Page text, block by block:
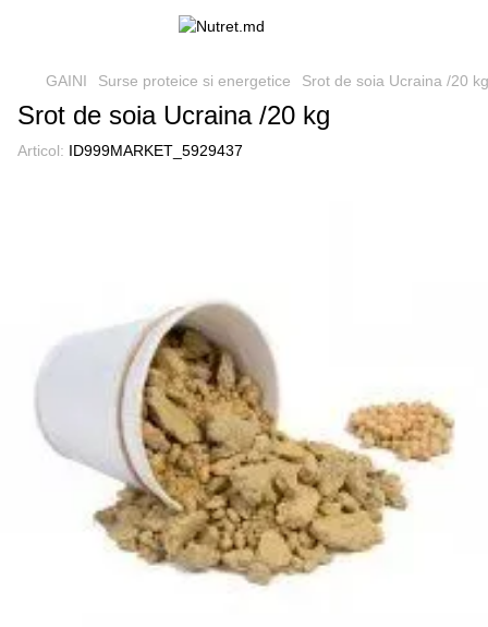
GAINI Surse proteice si energetice Srot de soia Ucraina /20 kg
Srot de soia Ucraina /20 kg
Articol: ID999MARKET_5929437